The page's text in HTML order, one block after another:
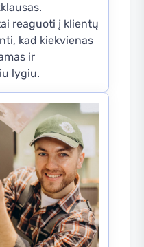
reaguoti į klientų
kad kiekvienas
ir
lygiu.